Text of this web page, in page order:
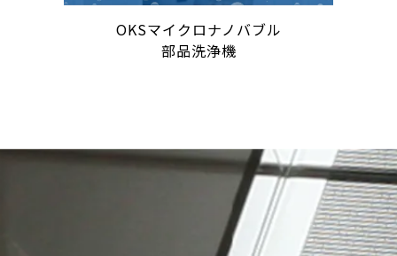
OKSマイクロナノバブル
部品洗浄機